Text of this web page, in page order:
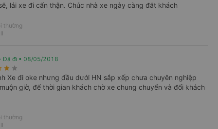
phải có mặt trước giờ xe xuất bến từ 30 –
viên phòng vé, nhân viên sẽ hỗ trợ xuất
biết trước được bạn sẽ đi xe biển số
hệ gần giờ đi để nắm rõ hơn.
Hà Nội.
Kinh, Lạng Sơn. Còn hỗ trợ trung chuyển
liên hệ tổng đài 1900888684 để được tư
lái xe đi cẩn thận. Chúc nhà xe ngày càng đắt khách
thường
Đã đi • 08/05/2018
star_rate star_rate
Xe đi oke nhưng đầu dưới HN sắp xếp chưa chuyên nghiệp
giờ, để thời gian khách chờ xe chung chuyển và đổi khách
thường